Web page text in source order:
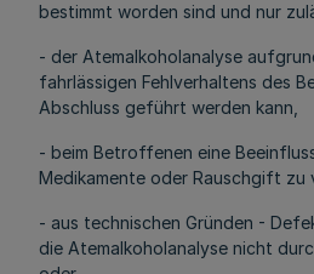
bestimmt worden sind und nur
- der Atemalkoholanalyse
fahrlässigen Fehlverhaltens des
Abschluss geführt werden kann,
- beim Betroffenen eine
Medikamente oder Rauschgift zu
- aus technischen Gründen -
die Atemalkoholanalyse nicht